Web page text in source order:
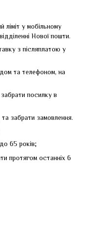
ліміт у мобільному
Нової пошти.
з післяплатою у
та телефоном, на
посилку в
забрати замовлення.
65 років;
протягом останніх 6